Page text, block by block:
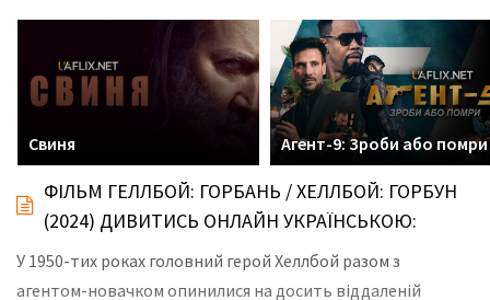
Свиня Агент-9: Зроби або помри
ФІЛЬМ ГЕЛЛБОЙ: ГОРБАНЬ / ХЕЛЛБОЙ: ГОРБУН
(2024) ДИВИТИСЬ ОНЛАЙН УКРАЇНСЬКОЮ:
У 1950-тих роках головний герой Хеллбой разом з
агентом-новачком опинилися на досить віддаленій